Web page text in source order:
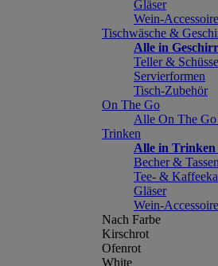
Gläser
Wein-
Tischwäsche &
Alle in
Teller &
Servierformen
Tisch-Zubehör
On The Go
Alle On The Go
Trinken
Alle in Trinken
Becher & Tassen
Tee- &
Gläser
Wein-
Nach Farbe
Kirschrot
Ofenrot
White